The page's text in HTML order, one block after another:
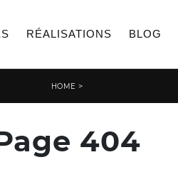
RÉALISATIONS BLOG
HOME >
404